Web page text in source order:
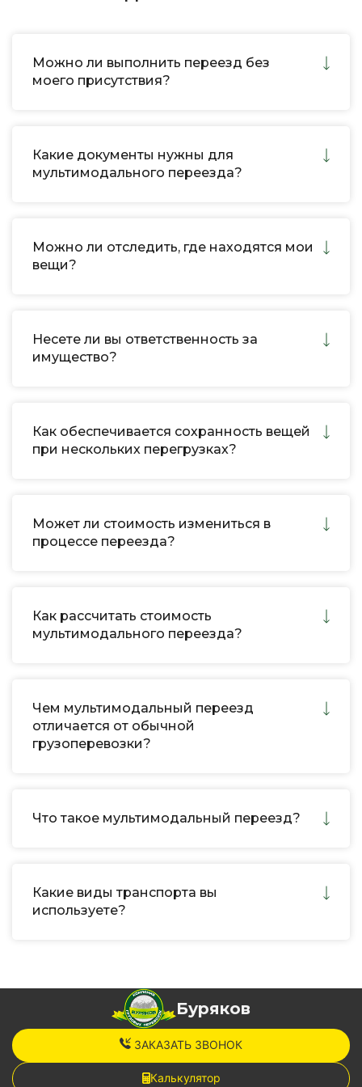
Можно ли выполнить переезд без
моего присутствия?
Какие документы нужны для
мультимодального переезда?
Можно ли отследить, где находятся мои
вещи?
Несете ли вы ответственность за
имущество?
Как обеспечивается сохранность вещей
при нескольких перегрузках?
Может ли стоимость измениться в
процессе переезда?
Как рассчитать стоимость
мультимодального переезда?
Чем мультимодальный переезд
отличается от обычной
грузоперевозки?
Что такое мультимодальный переезд?
Какие виды транспорта вы
используете?
Буряков
ЗАКАЗАТЬ ЗВОНОК
Калькулятор